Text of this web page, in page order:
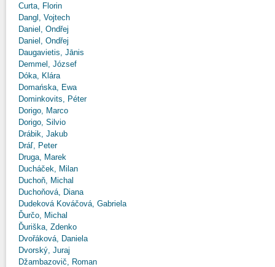
Curta, Florin
Dangl, Vojtech
Daniel, Ondřej
Daniel, Ondřej
Daugavietis, Jānis
Demmel, József
Dóka, Klára
Domańska, Ewa
Dominkovits, Péter
Dorigo, Marco
Dorigo, Silvio
Drábik, Jakub
Dráľ, Peter
Druga, Marek
Ducháček, Milan
Duchoň, Michal
Duchoňová, Diana
Dudeková Kováčová, Gabriela
Ďurčo, Michal
Ďuriška, Zdenko
Dvořáková, Daniela
Dvorský, Juraj
Džambazovič, Roman